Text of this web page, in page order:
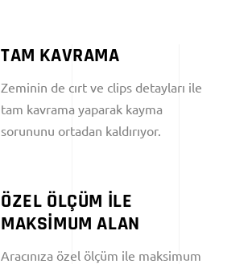
TAM KAVRAMA
Zeminin de cırt ve clips detayları ile
tam kavrama yaparak kayma
sorununu ortadan kaldırıyor.
ÖZEL ÖLÇÜM İLE
MAKSİMUM ALAN
Aracınıza özel ölçüm ile maksimum